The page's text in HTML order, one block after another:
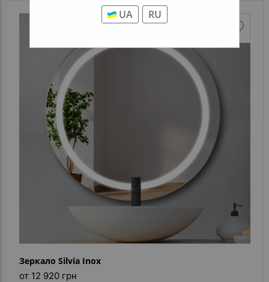
UA RU
Зеркало Silvia Inox
от 12 920 грн